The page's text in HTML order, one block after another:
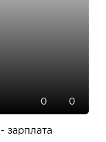
0 0
зарплата